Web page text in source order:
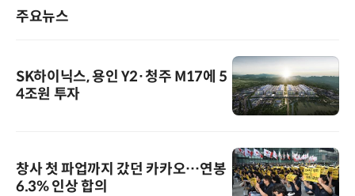
주요뉴스
SK하이닉스, 용인 Y2·청주 M17에 5
4조원 투자
창사 첫 파업까지 갔던 카카오…연봉
6.3% 인상 합의